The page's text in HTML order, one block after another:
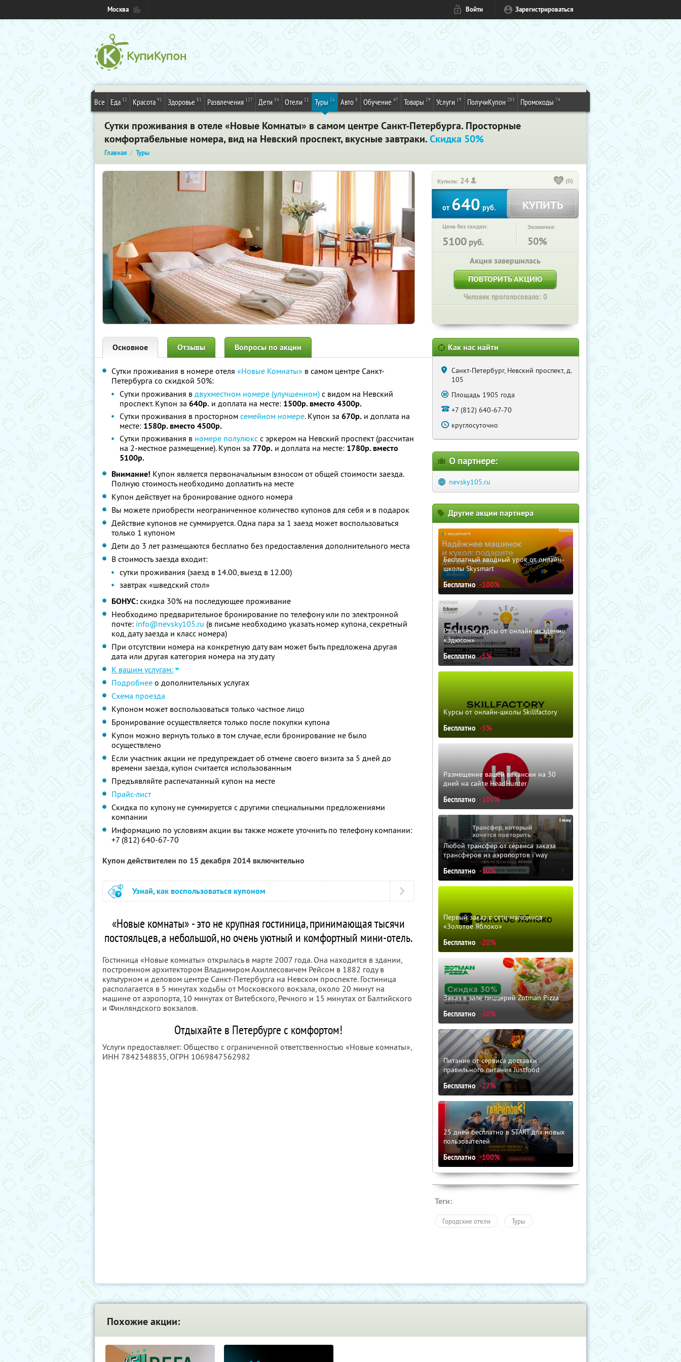
Москва Войти Зарегистрироваться
Все Еда 32 Красота 91 Здоровье 81 Развлечения 127 Дети 54 Отели 21 Туры 16 Авто 8 Обучение 47 Товары 29 Услуги 19 ПолучиКупон 203 Промокоды 74
Сутки проживания в отеле «Новые Комнаты» в самом центре Санкт-Петербурга. Просторные
комфортабельные номера, вид на Невский проспект, вкусные завтраки.Скидка 50%
Главная Туры
Купили: 24 (0)
от640руб. КУПИТЬ
Цена без скидки:
5100 руб.
Экономия:
50%
Акция завершилась
ПОВТОРИТЬ АКЦИЮ
Человек проголосовало: 0
Основное Отзывы Вопросы по акции
Сутки проживания в номере отеля «Новые Комнаты» в самом центре Санкт-
Петербурга со скидкой 50%:
Сутки проживания в двухместном номере (улучшенном) с видом на Невский
проспект. Купон за 640р. и доплата на месте: 1500р. вместо 4300р.
Сутки проживания в просторном семейном номере. Купон за 670р. и доплата на
месте: 1580р. вместо 4500р.
Сутки проживания в номере полулюкс с эркером на Невский проспект (рассчитан
на 2-местное размещение). Купон за 770р. и доплата на месте: 1780р. вместо
5100р.
Внимание! Купон является первоначальным взносом от общей стоимости заезда.
Полную стоимость необходимо доплатить на месте
Купон действует на бронирование одного номера
Вы можете приобрести неограниченное количество купонов для себя и в подарок
Действие купонов не суммируется. Одна пара за 1 заезд может воспользоваться
только 1 купоном
Дети до 3 лет размещаются бесплатно без предоставления дополнительного места
В стоимость заезда входит:
сутки проживания (заезд в 14.00, выезд в 12.00)
завтрак «шведский стол»
БОНУС: скидка 30% на последующее проживание
Необходимо предварительное бронирование по телефону или по электронной
почте: info@nevsky105.ru (в письме необходимо указать номер купона, секретный
код, дату заезда и класс номера)
При отсутствии номера на конкретную дату вам может быть предложена другая
дата или другая категория номера на эту дату
К вашим услугам:
Подробнее о дополнительных услугах
Схема проезда
Купоном может воспользоваться только частное лицо
Бронирование осуществляется только после покупки купона
Купон можно вернуть только в том случае, если бронирование не было
осуществлено
Если участник акции не предупреждает об отмене своего визита за 5 дней до
времени заезда, купон считается использованным
Предъявляйте распечатанный купон на месте
Прайс-лист
Скидка по купону не суммируется с другими специальными предложениями
компании
Информацию по условиям акции вы также можете уточнить по телефону компании:
+7 (812) 640-67-70
Купон действителен по 15 декабря 2014 включительно
Узнай, как воспользоваться купоном
«Новые комнаты» - это не крупная гостиница, принимающая тысячи
постояльцев, а небольшой, но очень уютный и комфортный мини-отель.
Гостиница «Новые комнаты» открылась в марте 2007 года. Она находится в здании,
построенном архитектором Владимиром Ахиллесовичем Рейсом в 1882 году в
культурном и деловом центре Санкт-Петербурга на Невском проспекте. Гостиница
располагается в 5 минутах ходьбы от Московского вокзала, около 20 минут на
машине от аэропорта, 10 минутах от Витебского, Речного и 15 минутах от Балтийского
и Финляндского вокзалов.
Отдыхайте в Петербурге с комфортом!
Услуги предоставляет: Общество с ограниченной ответственностью «Новые комнаты»,
ИНН 7842348835, ОГРН 1069847562982
Как нас найти
Санкт-Петербург, Невский проспект, д.
105
Площадь 1905 года
+7 (812) 640-67-70
круглосуточно
О партнере:
nevsky105.ru
Другие акции партнера
Бесплатный вводный урок от онлайн-
школы Skysmart
Бесплатно -100%
Различные курсы от онлайн-академии
«Эдюсон»
Бесплатно -5%
Курсы от онлайн-школы Skillfactory
Бесплатно -5%
Размещение вашей вакансии на 30
дней на сайте HeadHunter
Бесплатно -100%
Любой трансфер от сервиса заказа
трансферов из аэропортов i'way
Бесплатно -10%
Первый заказ в сети магазинов
«Золотое Яблоко»
Бесплатно -20%
Заказ в зале пиццерий Zotman Pizza
Бесплатно -30%
Питание от сервиса доставки
правильного питания Justfood
Бесплатно -27%
25 дней бесплатно в START для новых
пользователей
Бесплатно -100%
Теги:
Городские отели Туры
Похожие акции: